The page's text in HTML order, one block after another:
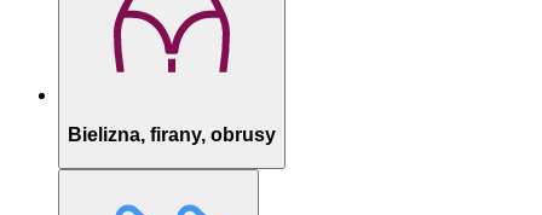
Bielizna, firany, obrusy